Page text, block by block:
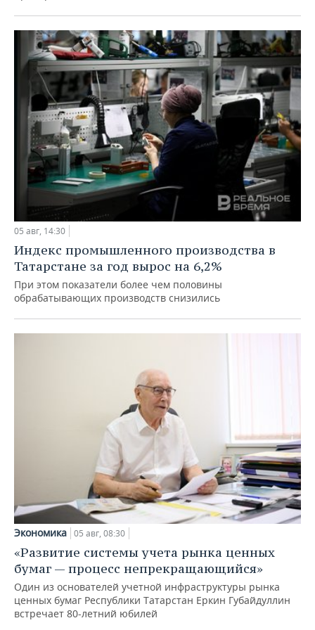
05 авг, 14:30
Индекс промышленного производства в
Татарстане за год вырос на 6,2%
При этом показатели более чем половины
обрабатывающих производств снизились
Экономика 05 авг, 08:30
«Развитие системы учета рынка ценных
бумаг — процесс непрекращающийся»
Один из основателей учетной инфраструктуры рынка
ценных бумаг Республики Татарстан Еркин Губайдуллин
встречает 80-летний юбилей